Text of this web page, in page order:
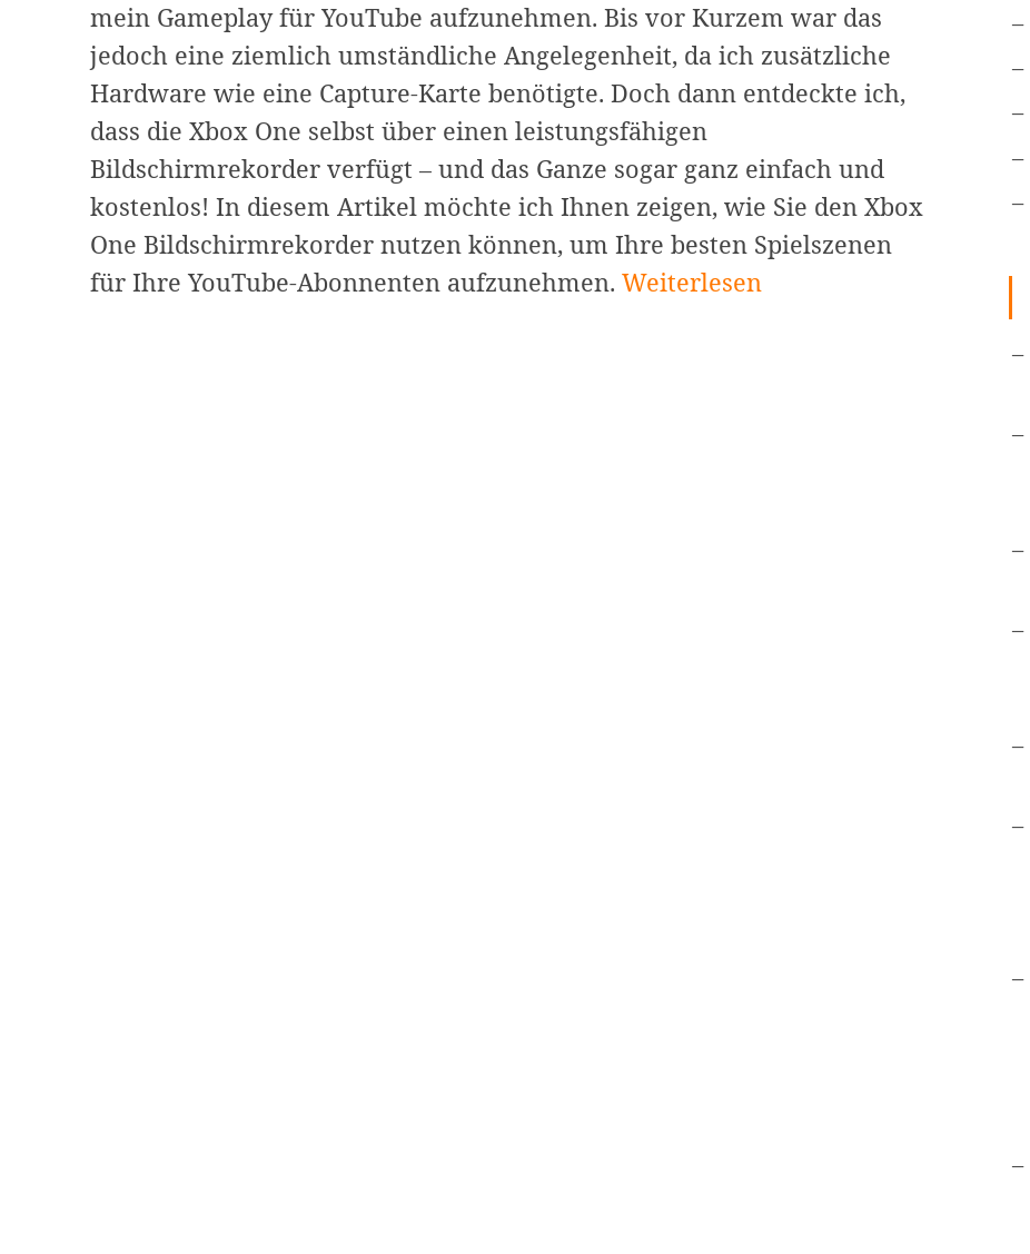
mein Gameplay für YouTube aufzunehmen. Bis vor Kurzem war das
jedoch eine ziemlich umständliche Angelegenheit, da ich zusätzliche
Hardware wie eine Capture-Karte benötigte. Doch dann entdeckte ich,
dass die Xbox One selbst über einen leistungsfähigen
Bildschirmrekorder verfügt – und das Ganze sogar ganz einfach und
kostenlos! In diesem Artikel möchte ich Ihnen zeigen, wie Sie den Xbox
One Bildschirmrekorder nutzen können, um Ihre besten Spielszenen
für Ihre YouTube-Abonnenten aufzunehmen. Xbox
Weiterlesen